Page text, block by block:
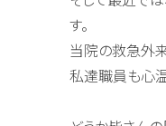
す。
当院の救急外
私達職員も心